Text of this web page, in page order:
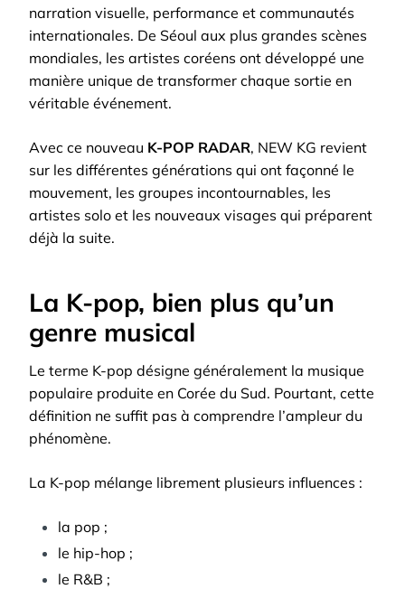
narration visuelle, performance et communautés
internationales. De Séoul aux plus grandes scènes
mondiales, les artistes coréens ont développé une
manière unique de transformer chaque sortie en
véritable événement.
Avec ce nouveau K-POP RADAR, NEW KG revient
sur les différentes générations qui ont façonné le
mouvement, les groupes incontournables, les
artistes solo et les nouveaux visages qui préparent
déjà la suite.
La K-pop, bien plus qu’un
genre musical
Le terme K-pop désigne généralement la musique
populaire produite en Corée du Sud. Pourtant, cette
définition ne suffit pas à comprendre l’ampleur du
phénomène.
La K-pop mélange librement plusieurs influences :
la pop ;
le hip-hop ;
le R&B ;